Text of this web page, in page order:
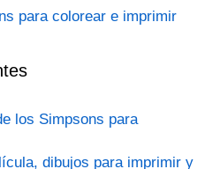
para colorear e imprimir
los Simpsons para
dibujos para imprimir y